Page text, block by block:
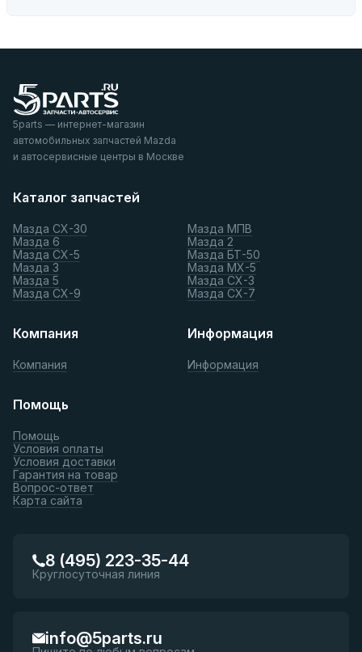
5parts — интернет-магазин
автомобильных запчастей Mazda
и автосервисные центры в Москве
Каталог запчастей
Мазда СХ-30
Мазда 6
Мазда СХ-5
Мазда 3
Мазда 5
Мазда СХ-9
Мазда МПВ
Мазда 2
Мазда БТ-50
Мазда МХ-5
Мазда СХ-3
Мазда СХ-7
Компания
Компания
Информация
Информация
Помощь
Помощь
Условия оплаты
Условия доставки
Гарантия на товар
Вопрос-ответ
Карта сайта
8 (495) 223-35-44
Круглосуточная линия
info@5parts.ru